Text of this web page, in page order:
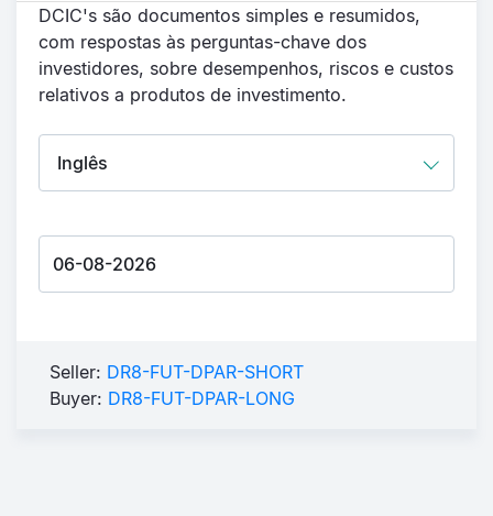
DCIC's são documentos simples e resumidos,
com respostas às perguntas-chave dos
investidores, sobre desempenhos, riscos e custos
relativos a produtos de investimento.
Seller: DR8-FUT-DPAR-SHORT
Buyer: DR8-FUT-DPAR-LONG